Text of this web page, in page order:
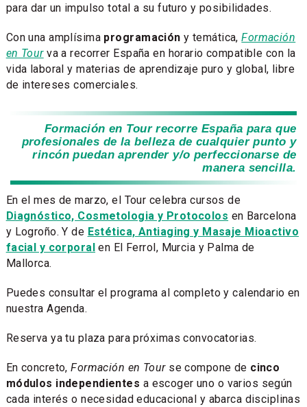
para dar un impulso total a su futuro y posibilidades.
Con una amplísima programación y temática,Formación
en Tourva a recorrer España en horario compatible con la
vida laboral y materias de aprendizaje puro y global, libre
de intereses comerciales.
Formación en Tour recorre España para que
profesionales de la belleza de cualquier punto y
rincón puedan aprender y/o perfeccionarse de
manera sencilla.
En el mes de marzo, el Tour celebra cursos de
Diagnóstico, Cosmetologia y Protocolos en Barcelona
y Logroño. Y de Estética, Antiaging y Masaje Mioactivo
facial y corporal en El Ferrol, Murcia y Palma de
Mallorca.
Puedes consultar el programa al completo y calendario en
nuestra Agenda.
Reserva ya tu plaza para próximas convocatorias.
En concreto,Formación en Tourse compone de cinco
módulos independientes a escoger uno o varios según
cada interés o necesidad educacional y abarca disciplinas